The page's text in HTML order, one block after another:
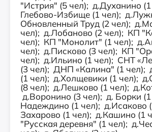
"Истрия" (5 чел); д.Духанино
Глебово-Избище (1 чел);
Обновленный Труд (2 чел);
чел); д.Лобаново (2 чел); КП
чел); КП "Монолит" (1 чел);
чел); д.Писково (3 чел); КП
чел); д.Ильино (1 чел); СНТ
(3 чел); ДНП «Калина" (1 чел);
(1 чел); д.Холщевики (1 чел);
(8 чел); д.Лешково (1 чел);
д.Воронино (3 чел); д. Борки
Надеждино (1 чел); д.Исаково
Захарово (1 чел); д.Кашино (1
"Русская деревня" (1 чел);